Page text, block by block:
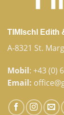
TIMIschl Edith
A-8321 St.
Mobil: +43 (0)
Email: